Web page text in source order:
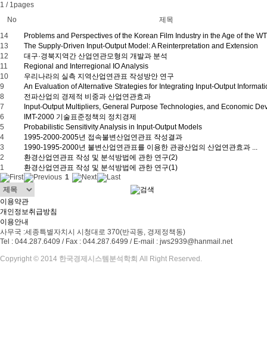
1 / 1pages
No
제목
14
Problems and Perspectives of the Korean Film Industry in the Age of the
13
The Supply-Driven Input-Output Model: A Reinterpretation and Extension
12
대구·경북지역간 산업연관모형의 개발과 분석
11
Regional and Interregional IO Analysis
10
우리나라의 실측 지역산업연관표 작성방안 연구
9
An Evaluation of Alternative Strategies for Integrating Input-Output
8
전파산업의 경제적 비중과 산업연관효과
7
Input-Output Multipliers, General Purpose Technologies, and Economic
6
IMT-2000 기술표준정책의 정치경제
5
Probabilistic Sensitivity Analysis in Input-Output Models
4
1995-2000-2005년 접속불변산업연관표 작성결과
3
1990-1995-2000년 불변산업연관표를 이용한 관광산업의 산업연관효과 ...
2
환경산업연관표 작성 및 분석방법에 관한 연구(2)
1
환경산업연관표 작성 및 분석방법에 관한 연구(1)
1
이용약관
개인정보취급방침
이용안내
사무국 :세종특별자치시 시청대로 370(반곡동, 경제정책동)
Tel : 044.287.6409 / Fax : 044.287.6499 / E-mail : jws2939@hanmail.net
Copyright © 2014 한국경제시스템분석학회 All Right Reserved.